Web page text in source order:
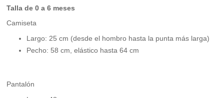
Talla de 0 a 6 meses
Camiseta
Largo: 25 cm (desde el hombro hasta la punta más larga)
Pecho: 58 cm, elástico hasta 64 cm
Pantalón